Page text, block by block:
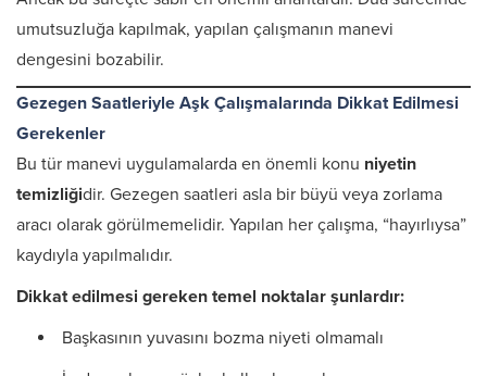
umutsuzluğa kapılmak, yapılan çalışmanın manevi
dengesini bozabilir.
Gezegen Saatleriyle Aşk Çalışmalarında Dikkat Edilmesi
Gerekenler
Bu tür manevi uygulamalarda en önemli konu niyetin
temizliğidir. Gezegen saatleri asla bir büyü veya zorlama
aracı olarak görülmemelidir. Yapılan her çalışma, “hayırlıysa”
kaydıyla yapılmalıdır.
Dikkat edilmesi gereken temel noktalar şunlardır:
Başkasının yuvasını bozma niyeti olmamalı